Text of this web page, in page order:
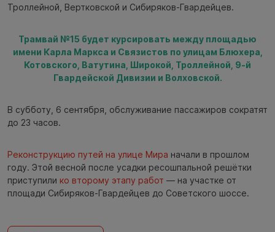
Троллейной, Вертковской и Сибиряков-Гвардейцев.
Трамвай №15 будет курсировать между площадью
имени Карла Маркса и Связистов по улицам Блюхера,
Котовского, Ватутина, Широкой, Троллейной, 9-й
Гвардейской Дивизии и Волховской.
В субботу, 6 сентября, обслуживание пассажиров сократят
до 23 часов.
Реконструкцию путей на улице Мира начали в прошлом
году. Этой весной после усадки ресошпальной решётки
приступили ко второму этапу работ — на участке от
площади Сибиряков-Гвардейцев до Советского шоссе.